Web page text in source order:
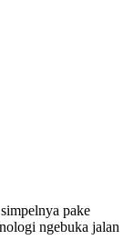
pake
ngebuka jalan